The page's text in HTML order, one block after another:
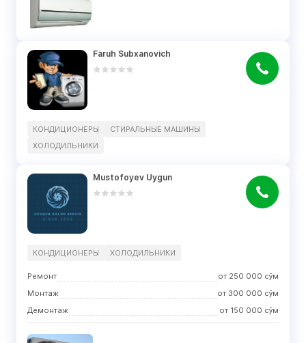
Faruh Subxanovich
КОНДИЦИОНЕРЫ
СТИРАЛЬНЫЕ МАШИНЫ
ХОЛОДИЛЬНИКИ
Mustofoyev Uygun
КОНДИЦИОНЕРЫ ХОЛОДИЛЬНИКИ
Ремонт от 250 000 сўм
Монтаж
от 300 000 сўм
Демонтаж
от 150 000 сўм